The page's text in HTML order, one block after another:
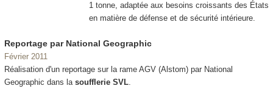
1 tonne, adaptée aux besoins croissants des États
en matière de défense et de sécurité intérieure.
Reportage par National Geographic
Février 2011
Réalisation d'un reportage sur la rame AGV (Alstom) par National
Geographic dans la soufflerie SVL.